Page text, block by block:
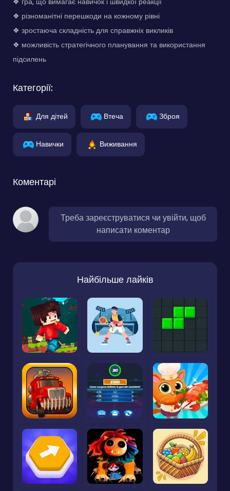
❖ різноманітні перешкоди на кожному рівні
❖ зростаюча складність для справжніх викликів
❖ можливість стратегічного планування та використання
підсилень
Категорії:
Для дітей Втеча Зброя
Навички Виживання
Коментарі
Треба зареєструватися чи увійти, щоб
написати коментар
Найбільше лайків